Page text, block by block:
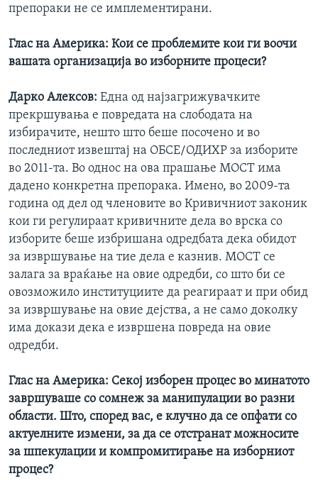
препораки не се имплементирани.
Глас на Америка: Кои се проблемите кои ги воочи
вашата организација во изборните процеси?
Дарко Алексов: Една од најзагрижувачките
прекршувања е повредата на слободата на
избирачите, нешто што беше посочено и во
последниот извештај на ОБСЕ/ОДИХР за изборите
во 2011-та. Во однос на ова прашање МОСТ има
дадено конкретна препорака. Имено, во 2009-та
година од дел од членовите во Кривичниот законик
кои ги регулираат кривичните дела во врска со
изборите беше избришана одредбата дека обидот
за извршување на тие дела е казнив. МОСТ се
залага за враќање на овие одредби, со што би се
овозможило институциите да реагираат и при обид
за извршување на овие дејства, а не само доколку
има докази дека е извршена повреда на овие
одредби.
Глас на Америка: Секој изборен процес во минатото
завршуваше со сомнеж за манипулации во разни
области. Што, според вас, е клучно да се опфати со
актуелните измени, за да се отстранат можносите
за шпекулации и компромитирање на изборниот
процес?